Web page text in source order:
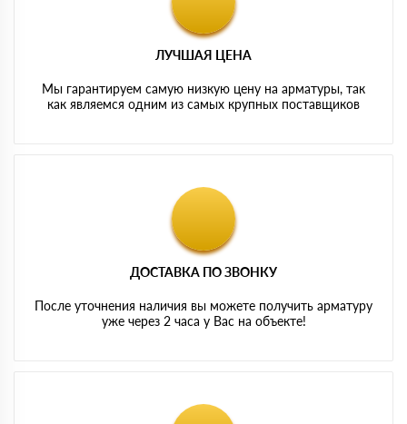
ЛУЧШАЯ ЦЕНА
Мы гарантируем самую низкую цену на арматуры, так
как являемся одним из самых крупных поставщиков
ДОСТАВКА ПО ЗВОНКУ
После уточнения наличия вы можете получить арматуру
уже через 2 часа у Вас на объекте!